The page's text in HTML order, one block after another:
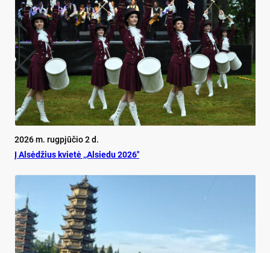
2026 m. rugpjūčio 2 d.
Į Alsėdžius kvietė ,,Alsiedu 2026″